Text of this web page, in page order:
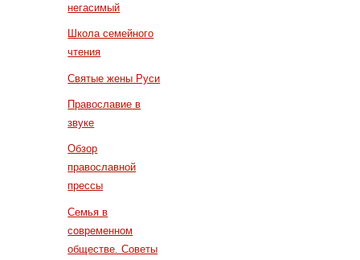
негасимый
Школа семейного
чтения
Святые жены Руси
Православие в
звуке
Обзор
православной
прессы
Семья в
современном
обществе. Советы